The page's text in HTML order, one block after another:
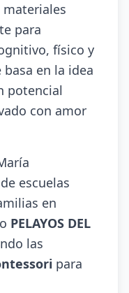
para
físico y
en la idea
potencial
con amor
escuelas
en
PELAYOS DEL
las
para